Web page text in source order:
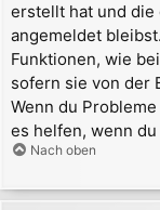
erstellt hat und die
angemeldet
Funktionen, wie
sofern sie von der
Wenn du
es helfen, wenn
Nach oben